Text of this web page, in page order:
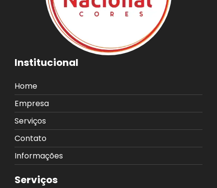
Institucional
Home
Empresa
Serviços
Contato
Informações
Serviços